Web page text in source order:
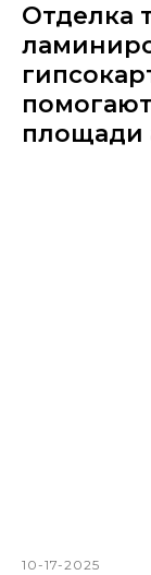
Отделка
площади
10-17-2025